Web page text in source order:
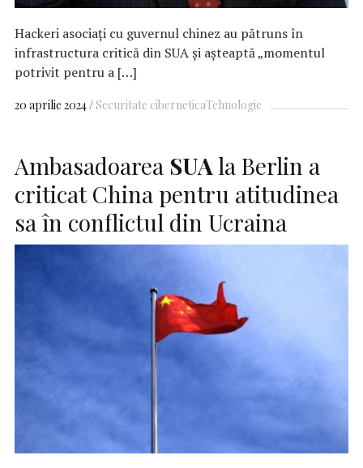
Hackeri asociaţi cu guvernul chinez au pătruns în
infrastructura critică din SUA și așteaptă „momentul
potrivit pentru a […]
20 aprilie 2024 Securitate ciberneticaTehnologie
Ambasadoarea SUA la Berlin a
criticat China pentru atitudinea
sa în conflictul din Ucraina